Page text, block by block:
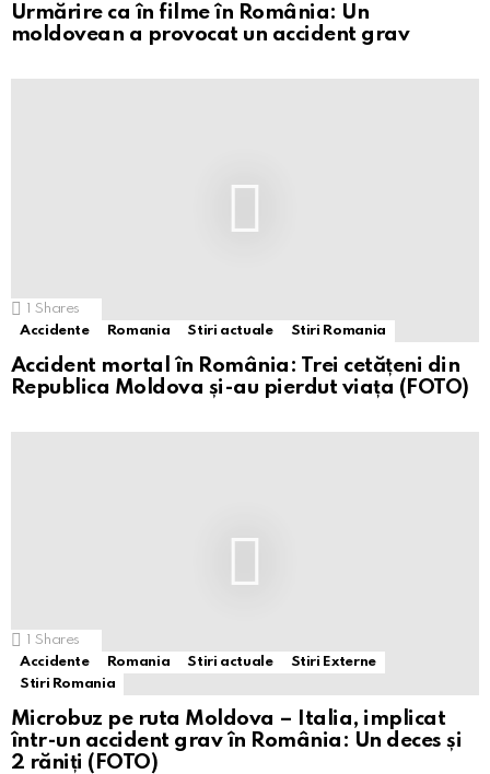
Urmărire ca în filme în România: Un
moldovean a provocat un accident grav
1 Shares
Accidente
Romania Stiri actuale Stiri Romania
Accident mortal în România: Trei cetățeni din
Republica Moldova și-au pierdut viața (FOTO)
1 Shares
Accidente
Romania Stiri actuale
Stiri Externe
Stiri Romania
Microbuz pe ruta Moldova – Italia, implicat
într-un accident grav în România: Un deces și
2 răniți (FOTO)